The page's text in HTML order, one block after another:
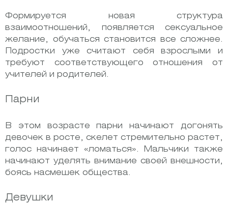
Формируется новая структура
взаимоотношений, появляется сексуальное
желание, обучаться становится все сложнее.
Подростки уже считают себя взрослыми и
требуют соответствующего отношения от
учителей и родителей.
Парни
В этом возрасте парни начинают догонять
девочек в росте, скелет стремительно растет,
голос начинает «ломаться». Мальчики также
начинают уделять внимание своей внешности,
боясь насмешек общества.
Девушки